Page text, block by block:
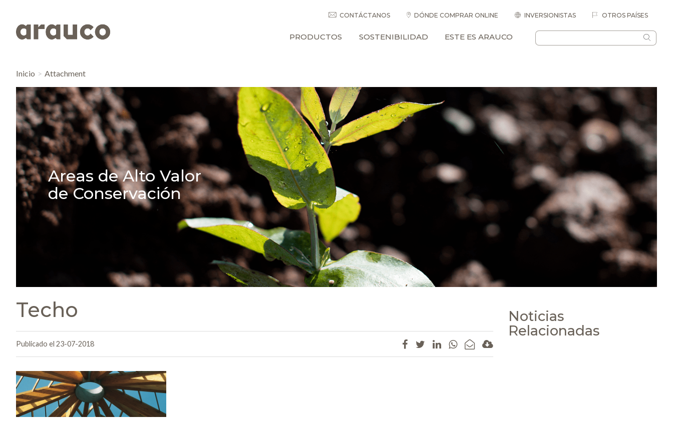
CONTÁCTANOS DÓNDE COMPRAR ONLINE INVERSIONISTAS OTROS PAÍSES
PRODUCTOS SOSTENIBILIDAD ESTE ES ARAUCO
Inicio Attachment
Areas de Alto Valor
de Conservación
Techo
Publicado el 23-07-2018
Noticias
Relacionadas